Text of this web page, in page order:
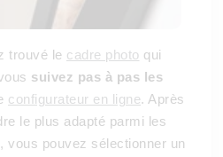
trouvé le cadre photo qui
suivez pas à pas les
configurateur en ligne. Après
le plus adapté parmi les
vous pouvez sélectionner un